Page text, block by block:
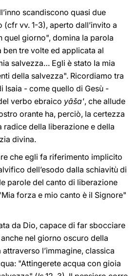
scandiscono quasi due
(cfr vv. 1-3), aperto dall’invito a
quel giorno", domina la parola
ben tre volte ed applicata al
salvezza… Egli è stato la mia
della salvezza". Ricordiamo tra
Isaia - come quello di Gesù -
verbo ebraico yāša', che allude
orante ha, perciò, la certezza
radice della liberazione e della
divina.
che egli fa riferimento implicito
dell’esodo dalla schiavitù di
parole del canto di liberazione
forza e mio canto è il Signore"
da Dio, capace di far sbocciare
nel giorno oscuro della
l’immagine, classica
"Attingerete acqua con gioia